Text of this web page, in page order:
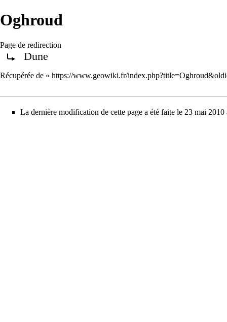
Oghroud
Page de redirection
Rediriger vers :
Dune
Récupérée de « https://www.geowiki.fr/
La dernière modification de cette page a été faite le 23 mai 2010